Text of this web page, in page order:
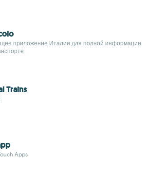
приложение Италии для полной информации
Trains
Apps